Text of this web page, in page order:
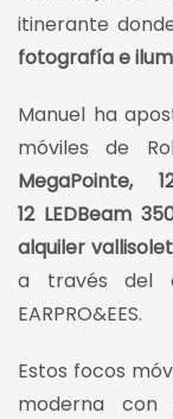
itinerante
fotografía e
Manuel ha
móviles de
MegaPointe,
12 LEDBeam
alquiler
a través del
EARPRO&EES.
Estos focos
moderna con